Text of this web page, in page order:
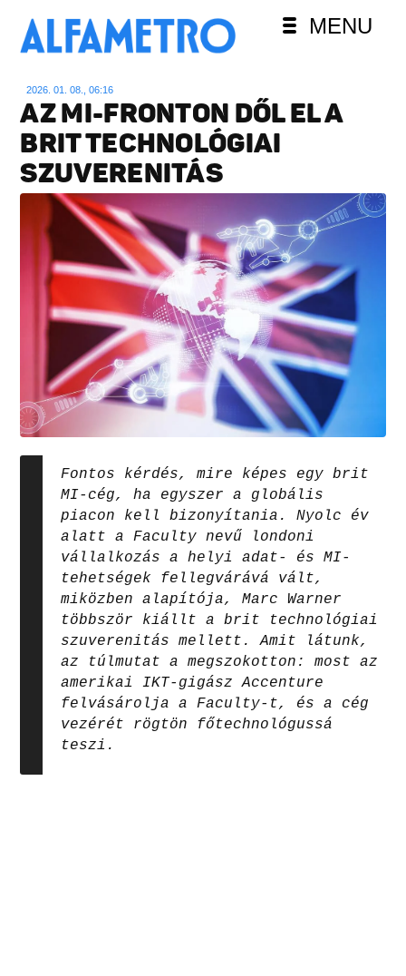
MENU
2026. 01. 08., 06:16
AZ MI-FRONTON DŐL EL A
BRIT TECHNOLÓGIAI
SZUVERENITÁS
Fontos kérdés, mire képes egy brit
MI-cég, ha egyszer a globális
piacon kell bizonyítania. Nyolc év
alatt a Faculty nevű londoni
vállalkozás a helyi adat- és MI-
tehetségek fellegvárává vált,
miközben alapítója, Marc Warner
többször kiállt a brit technológiai
szuverenitás mellett. Amit látunk,
az túlmutat a megszokotton: most az
amerikai IKT-gigász Accenture
felvásárolja a Faculty-t, és a cég
vezérét rögtön főtechnológussá
teszi.